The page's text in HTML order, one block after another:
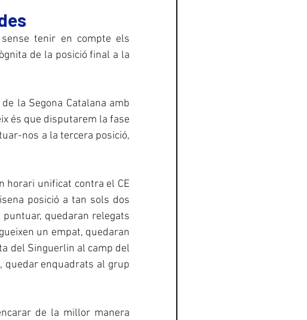
tenir en compte els
de la posició final a la
la Segona Catalana amb
és que disputarem la fase
nos a la tercera posició,
horari unificat contra el CE
posició a tan sols dos
quedaran relegats
un empat, quedaran
del Singuerlin al camp del
quedar enquadrats al grup
de la millor manera